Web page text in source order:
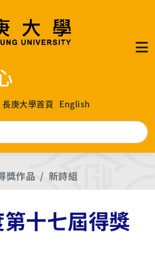
長庚大學首頁 English
搜尋
學獎優良作品
獎作品
新詩組
十七屆得獎